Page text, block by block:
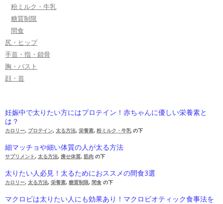
粉ミルク・牛乳
糖質制限
間食
尻・ヒップ
手首・指・鎖骨
胸・バスト
顔・首
妊娠中で太りたい方にはプロテイン！赤ちゃんに優しい栄養素と
は？
カロリー, プロテイン, 太る方法, 栄養素, 粉ミルク・牛乳の下
細マッチョや細い体質の人が太る方法
サプリメント, 太る方法, 痩せ体質, 筋肉 の下
太りたい人必見！太るためにおススメの間食3選
カロリー, 太る方法, 栄養素, 糖質制限, 間食 の下
マクロビは太りたい人にも効果あり！マクロビオティック食事法を